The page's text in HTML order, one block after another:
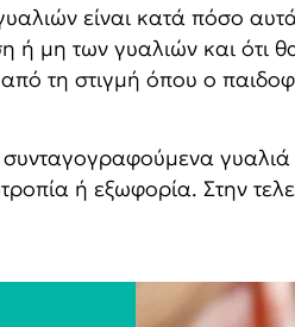
είναι κατά πόσο
μη των γυαλιών και ότι
τη στιγμή όπου ο
ή εξωφορία. Στην